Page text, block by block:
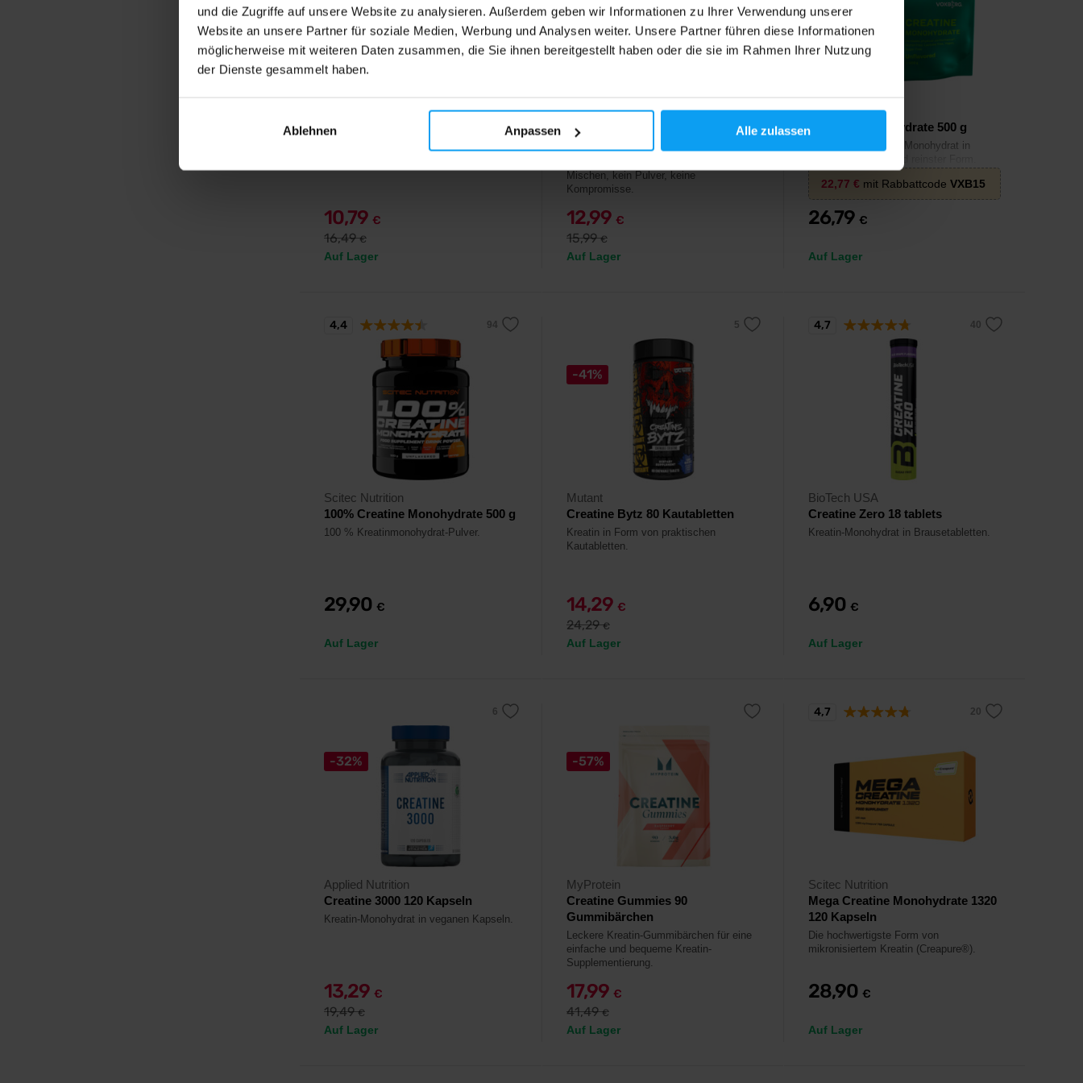
und die Zugriffe auf unsere Website zu analysieren. Außerdem geben wir Informationen zu Ihrer Verwendung unserer
Website an unsere Partner für soziale Medien, Werbung und Analysen weiter. Unsere Partner führen diese Informationen
möglicherweise mit weiteren Daten zusammen, die Sie ihnen bereitgestellt haben oder die sie im Rahmen Ihrer Nutzung
der Dienste gesammelt haben.
Ablehnen Anpassen Alle zulassen
Impact Creatine 250 g
100 % reines Kreatinmonohydrat.
10,79 €
16,49€
Auf Lager
BodyWorld
Creatine Power Gummies 60
Mischen, kein Pulver, keine
Kompromisse.
12,99 €
15,99€
Auf Lager
Voxberg
Creatine Monohydrate 500 g
Creapure® - Kreatin-Monohydrat in
22,77 € mit Rabbattcode VXB15
26,79 €
Auf Lager
Scitec Nutrition
100% Creatine Monohydrate 500 g
100 % Kreatinmonohydrat-Pulver.
29,90 €
Auf Lager
4,4
-41%
Mutant
Creatine Bytz 80 Kautabletten
Kreatin in Form von praktischen
Kautabletten.
14,29 €
24,29€
Auf Lager
BioTech USA
Creatine Zero 18 tablets
Kreatin-Monohydrat in Brausetabletten.
6,90 €
Auf Lager
4,7
-32%
Applied Nutrition
Creatine 3000 120 Kapseln
Kreatin-Monohydrat in veganen Kapseln.
13,29 €
19,49€
Auf Lager
-57%
MyProtein
Creatine Gummies 90
Gummibärchen
Leckere Kreatin-Gummibärchen für eine
einfache und bequeme Kreatin-
Supplementierung.
17,99 €
41,49€
Auf Lager
Scitec Nutrition
Mega Creatine Monohydrate 1320
120 Kapseln
Die hochwertigste Form von
mikronisiertem Kreatin (Creapure®).
28,90 €
Auf Lager
4,7